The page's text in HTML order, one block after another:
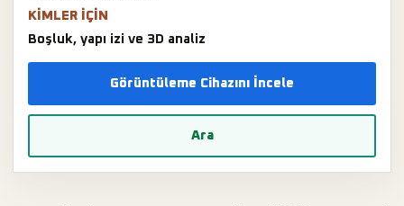
KIMLER IÇIN
Boşluk, yapı izi ve 3D analiz
Görüntüleme Cihazını İncele
Ara